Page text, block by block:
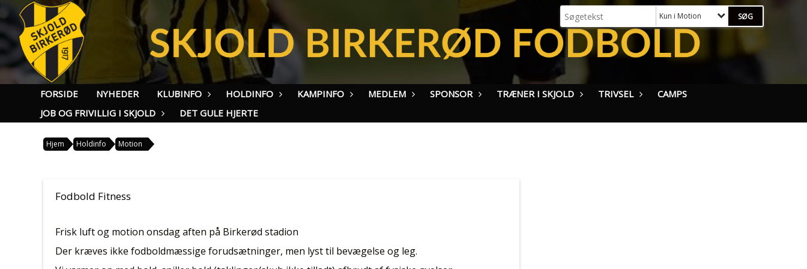
Kun i Motion
FORSIDE NYHEDER KLUBINFO HOLDINFO KAMPINFO MEDLEM SPONSOR TRÆNER I SKJOLD TRIVSEL
CAMPS
JOB OG FRIVILLIG I SKJOLD
DET GULE HJERTE
Hjem Holdinfo Motion
Fodbold Fitness
Frisk luft og motion onsdag aften på Birkerød stadion
Der kræves ikke fodboldmæssige forudsætninger, men lyst til bevægelse og leg.